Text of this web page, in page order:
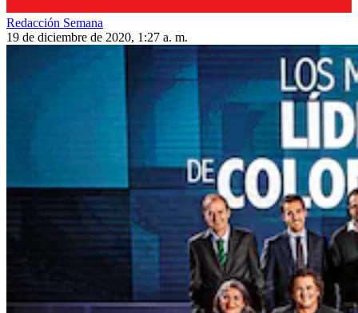
Redacción Semana
19 de diciembre de 2020, 1:27 a. m.